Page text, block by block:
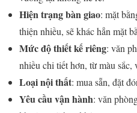
Hiện trạng bàn giao: mặt
thiện nhiều, sẽ khác hẳn mặt
Mức độ thiết kế riêng: văn
nhiều chi tiết hơn, từ màu sắc,
Loại nội thất: mua sẵn, đặt
Yêu cầu vận hành: văn